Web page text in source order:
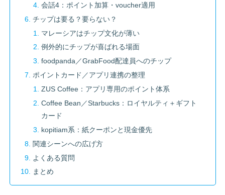
会話4：ポイント加算・voucher適用
チップは要る？要らない？
マレーシアはチップ文化が薄い
例外的にチップが喜ばれる場面
foodpanda／GrabFood配達員へのチップ
ポイントカード／アプリ連携の整理
ZUS Coffee：アプリ専用のポイント体系
Coffee Bean／Starbucks：ロイヤルティ＋ギフト
カード
kopitiam系：紙クーポンと現金優先
関連シーンへの広げ方
よくある質問
まとめ